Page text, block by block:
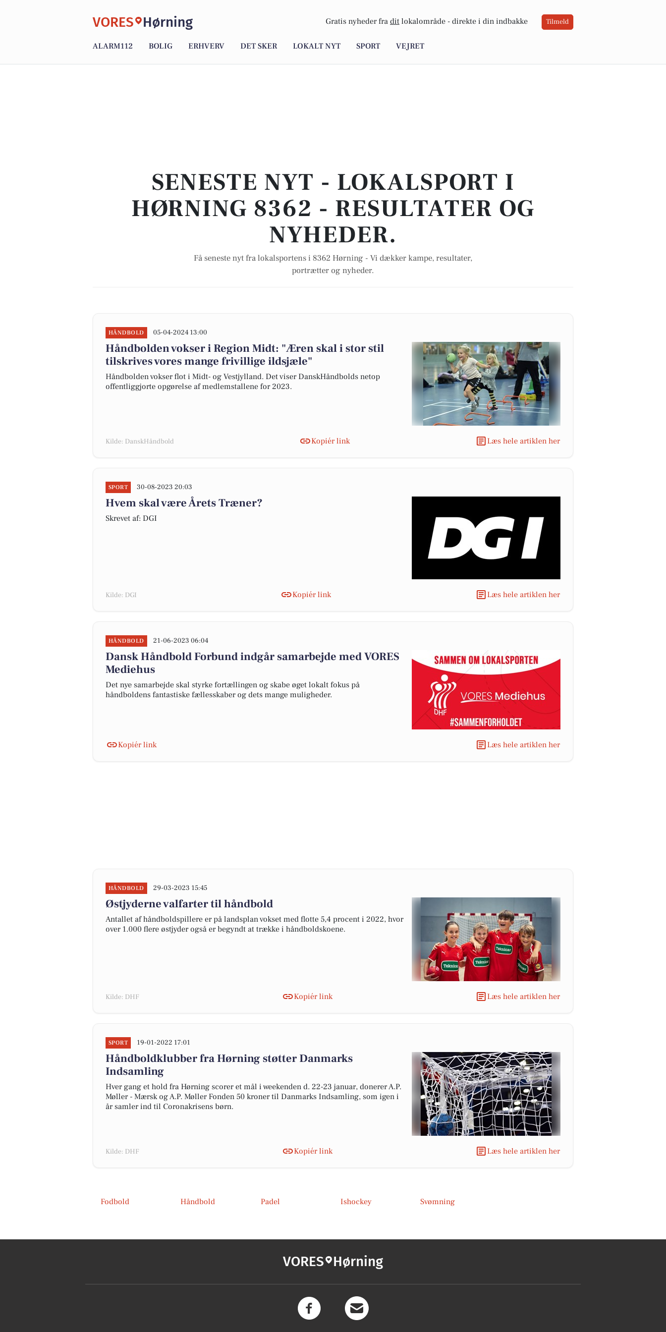
VORES Hørning Gratis nyheder fra dit lokalområde - direkte i din indbakke Tilmeld
ALARM112 BOLIG ERHVERV DET SKER LOKALT NYT SPORT VEJRET
SENESTE NYT - LOKALSPORT I
HØRNING 8362 - RESULTATER OG
NYHEDER.
Få seneste nyt fra lokalsportens i 8362 Hørning - Vi dækker kampe, resultater,
portrætter og nyheder.
HÅNDBOLD 05-04-2024 13:00
Håndbolden vokser i Region Midt: "Æren skal i stor stil
tilskrives vores mange frivillige ildsjæle"
Håndbolden vokser flot i Midt- og Vestjylland. Det viser DanskHåndbolds netop
offentliggjorte opgørelse af medlemstallene for 2023.
Kilde: DanskHåndbold Kopiér link Læs hele artiklen her
SPORT 30-08-2023 20:03
Hvem skal være Årets Træner?
Skrevet af: DGI
Kilde: DGI Kopiér link Læs hele artiklen her
HÅNDBOLD 21-06-2023 06:04
Dansk Håndbold Forbund indgår samarbejde med VORES
Mediehus
Det nye samarbejde skal styrke fortællingen og skabe øget lokalt fokus på
håndboldens fantastiske fællesskaber og dets mange muligheder.
Kopiér link Læs hele artiklen her
HÅNDBOLD 29-03-2023 15:45
Østjyderne valfarter til håndbold
Antallet af håndboldspillere er på landsplan vokset med flotte 5,4 procent i 2022, hvor
over 1.000 flere østjyder også er begyndt at trække i håndboldskoene.
Kilde: DHF Kopiér link Læs hele artiklen her
SPORT 19-01-2022 17:01
Håndboldklubber fra Hørning støtter Danmarks
Indsamling
Hver gang et hold fra Hørning scorer et mål i weekenden d. 22-23 januar, donerer A.P.
Møller - Mærsk og A.P. Møller Fonden 50 kroner til Danmarks Indsamling, som igen i
år samler ind til Coronakrisens børn.
Kilde: DHF Kopiér link Læs hele artiklen her
Fodbold Håndbold Padel Ishockey Svømning
VORES Hørning